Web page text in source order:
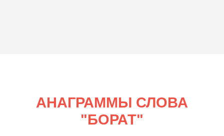
АНАГРАММЫ СЛОВА
"БОРАТ"